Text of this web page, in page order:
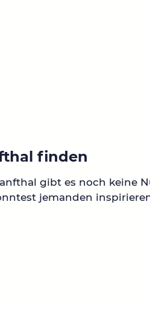
finden
gibt es noch keine
jemanden